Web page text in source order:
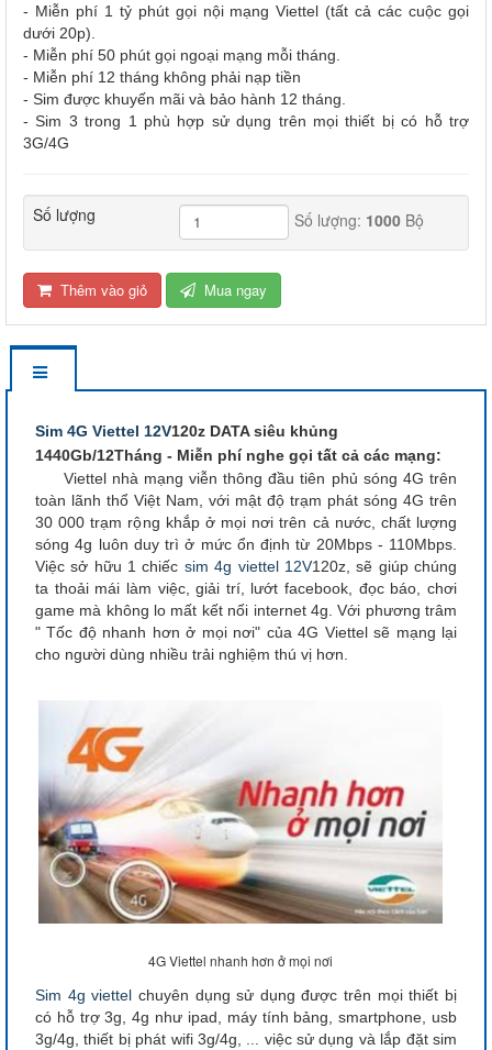
- Miễn phí 1 tỷ phút gọi nội mạng Viettel (tất cả các cuộc gọi
dưới 20p).
- Miễn phí 50 phút gọi ngoại mạng mỗi tháng.
- Miễn phí 12 tháng không phải nạp tiền
- Sim được khuyến mãi và bảo hành 12 tháng.
- Sim 3 trong 1 phù hợp sử dụng trên mọi thiết bị có hỗ trợ
3G/4G
Số lượng Số lượng: 1000Bộ
Thêm vào giỏ Mua ngay
Sim 4G Viettel 12V120z DATA siêu khủng
1440Gb/12Tháng - Miễn phí nghe gọi tất cả các mạng:
Viettel nhà mạng viễn thông đầu tiên phủ sóng 4G trên
toàn lãnh thổ Việt Nam, với mật độ trạm phát sóng 4G trên
30 000 trạm rộng khắp ở mọi nơi trên cả nước, chất lượng
sóng 4g luôn duy trì ở mức ổn định từ 20Mbps - 110Mbps.
Việc sở hữu 1 chiếc sim 4g viettel 12V120z, sẽ giúp chúng
ta thoải mái làm việc, giải trí, lướt facebook, đọc báo, chơi
game mà không lo mất kết nối internet 4g. Với phương trâm
" Tốc độ nhanh hơn ở mọi nơi" của 4G Viettel sẽ mạng lại
cho người dùng nhiều trải nghiệm thú vị hơn.
4G Viettel nhanh hơn ở mọi nơi
Sim 4g viettel chuyên dụng sử dụng được trên mọi thiết bị
có hỗ trợ 3g, 4g như ipad, máy tính bảng, smartphone, usb
3g/4g, thiết bị phát wifi 3g/4g, ... việc sử dụng và lắp đặt sim